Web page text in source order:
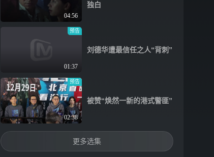
04:56
独白
01:37
预告
刘德华遭最信任之人“背刺”
02:38
预告
被赞“焕然一新的港式警匪”
更多选集